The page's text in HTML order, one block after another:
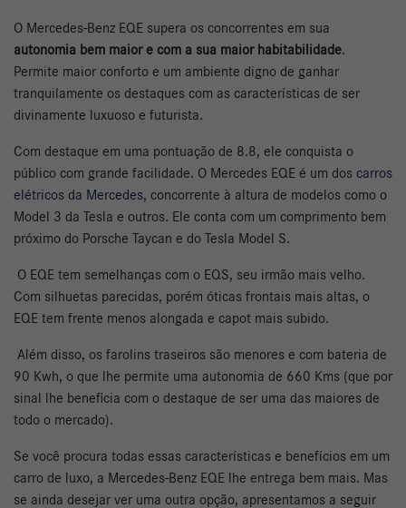
O Mercedes-Benz EQE supera os concorrentes em sua
autonomia bem maior e com a sua maior habitabilidade.
Permite maior conforto e um ambiente digno de ganhar
tranquilamente os destaques com as características de ser
divinamente luxuoso e futurista.
Com destaque em uma pontuação de 8.8, ele conquista o
público com grande facilidade. O Mercedes EQE é um dos carros
elétricos da Mercedes, concorrente à altura de modelos como o
Model 3 da Tesla e outros. Ele conta com um comprimento bem
próximo do Porsche Taycan e do Tesla Model S.
O EQE tem semelhanças com o EQS, seu irmão mais velho.
Com silhuetas parecidas, porém óticas frontais mais altas, o
EQE tem frente menos alongada e capot mais subido.
Além disso, os farolins traseiros são menores e com bateria de
90 Kwh, o que lhe permite uma autonomia de 660 Kms (que por
sinal lhe beneficia com o destaque de ser uma das maiores de
todo o mercado).
Se você procura todas essas características e benefícios em um
carro de luxo, a Mercedes-Benz EQE lhe entrega bem mais. Mas
se ainda desejar ver uma outra opção, apresentamos a seguir